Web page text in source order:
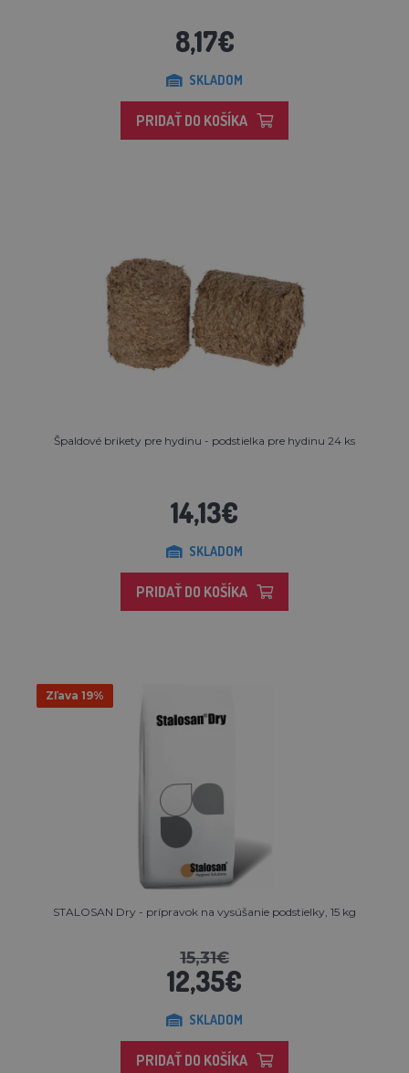
8,17€
SKLADOM
PRIDAŤ DO KOŠÍKA
Špaldové brikety pre hydinu - podstielka pre hydinu 24 ks
14,13€
SKLADOM
PRIDAŤ DO KOŠÍKA
Zľava 19%
STALOSAN Dry - prípravok na vysúšanie podstielky, 15 kg
15,31€
12,35€
SKLADOM
PRIDAŤ DO KOŠÍKA